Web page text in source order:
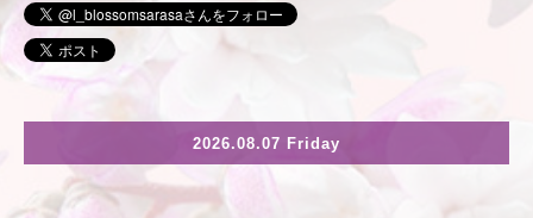
2026.08.07 Friday